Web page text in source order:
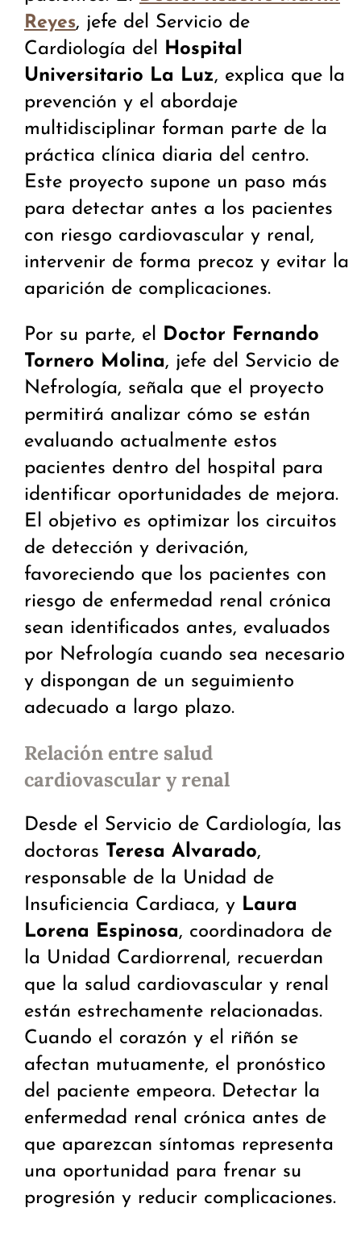
Reyes, jefe del Servicio de
Cardiología del Hospital
Universitario La Luz, explica que la
prevención y el abordaje
multidisciplinar forman parte de la
práctica clínica diaria del centro.
Este proyecto supone un paso más
para detectar antes a los pacientes
con riesgo cardiovascular y renal,
intervenir de forma precoz y evitar la
aparición de complicaciones.
Por su parte, el Doctor Fernando
Tornero Molina, jefe del Servicio de
Nefrología, señala que el proyecto
permitirá analizar cómo se están
evaluando actualmente estos
pacientes dentro del hospital para
identificar oportunidades de mejora.
El objetivo es optimizar los circuitos
de detección y derivación,
favoreciendo que los pacientes con
riesgo de enfermedad renal crónica
sean identificados antes, evaluados
por Nefrología cuando sea necesario
y dispongan de un seguimiento
adecuado a largo plazo.
Relación entre salud
cardiovascular y renal
Desde el Servicio de Cardiología, las
doctoras Teresa Alvarado,
responsable de la Unidad de
Insuficiencia Cardiaca, y Laura
Lorena Espinosa, coordinadora de
la Unidad Cardiorrenal, recuerdan
que la salud cardiovascular y renal
están estrechamente relacionadas.
Cuando el corazón y el riñón se
afectan mutuamente, el pronóstico
del paciente empeora. Detectar la
enfermedad renal crónica antes de
que aparezcan síntomas representa
una oportunidad para frenar su
progresión y reducir complicaciones.